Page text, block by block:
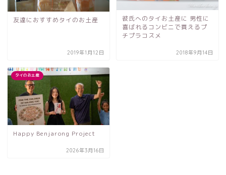
友達におすすめタイのお土産
2019年1月12日
彼氏へのタイお土産に 男性に
喜ばれるコンビニで買えるプ
チプラコスメ
2018年9月14日
タイのお土産
Happy Benjarong Project
2026年3月16日